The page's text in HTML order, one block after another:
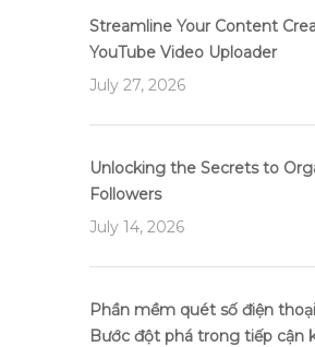
Streamline Your Content
YouTube Video Uploader
July 27, 2026
Unlocking the Secrets to
Followers
July 14, 2026
Phần mềm quét số điện
Bước đột phá trong tiếp cận